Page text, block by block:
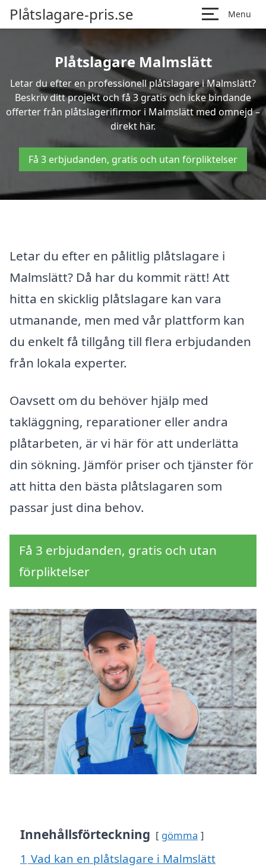
Plåtslagare-pris.se Menu
Plåtslagare Malmslätt
Letar du efter en professionell plåtslagare i Malmslätt?
Beskriv ditt projekt och få 3 gratis och icke bindande
offerter från plåtslagerifirmor i Malmslätt med omnejd –
direkt här.
Få 3 erbjudanden, gratis och utan förpliktelser
Letar du efter en pålitlig plåtslagare i
Malmslätt? Då har du kommit rätt! Att
hitta en skicklig plåtslagare kan vara
utmanande, men med vår plattform kan
du enkelt få tillgång till flera erbjudanden
från lokala experter.
Oavsett om du behöver hjälp med
takläggning, reparationer eller andra
plåtarbeten, är vi här för att underlätta
din sökning. Jämför priser och tjänster för
att hitta den bästa plåtslagaren som
passar just dina behov.
Få 3 erbjudanden, gratis och utan
förpliktelser
Innehållsförteckning gömma
1 Vad kan en plåtslagare i Malmslätt